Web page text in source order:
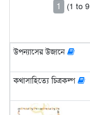
1 (1 to
উপন্যাসের উজানে
কথাসাহিত্যে চিত্রকল্প